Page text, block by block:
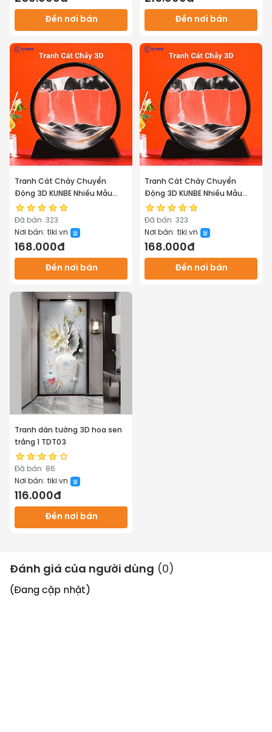
Đến nơi bán Đến nơi bán
Tranh Cát Chảy Chuyển
Động 3D KUNBE Nhiều Mẫu
Trang Trí Nhà Cửa Bàn Làm
Việc, Giảm Stress
Đã bán 323
Nơi bán: tiki.vn
168.000đ
Đến nơi bán
Tranh Cát Chảy Chuyển
Động 3D KUNBE Nhiều Mẫu
Trang Trí Nhà Cửa Bàn Làm
Việc, Giảm Stress
Đã bán 323
Nơi bán: tiki.vn
168.000đ
Đến nơi bán
Tranh dán tường 3D hoa sen
trắng 1 TDT03
Đã bán 86
Nơi bán: tiki.vn
116.000đ
Đến nơi bán
Đánh giá của người dùng (0 )
(Đang cập nhật)